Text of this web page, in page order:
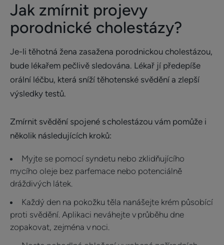
Jak zmírnit projevy
porodnické cholestázy?
Je-li těhotná žena zasažena porodnickou cholestázou,
bude lékařem pečlivě sledována. Lékař jí předepíše
orální léčbu, která sníží těhotenské svědění a zlepší
výsledky testů.
Zmírnit svědění spojené s cholestázou vám pomůže i
několik následujících kroků:
Myjte se pomocí syndetu nebo zklidňujícího
mycího oleje bez parfemace nebo potenciálně
dráždivých látek.
Každý den na pokožku těla nanášejte krém působící
proti svědění. Aplikaci neváhejte v průběhu dne
zopakovat, zejména v noci.